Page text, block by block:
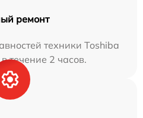
ремонт
техники Toshiba
течение 2 часов.